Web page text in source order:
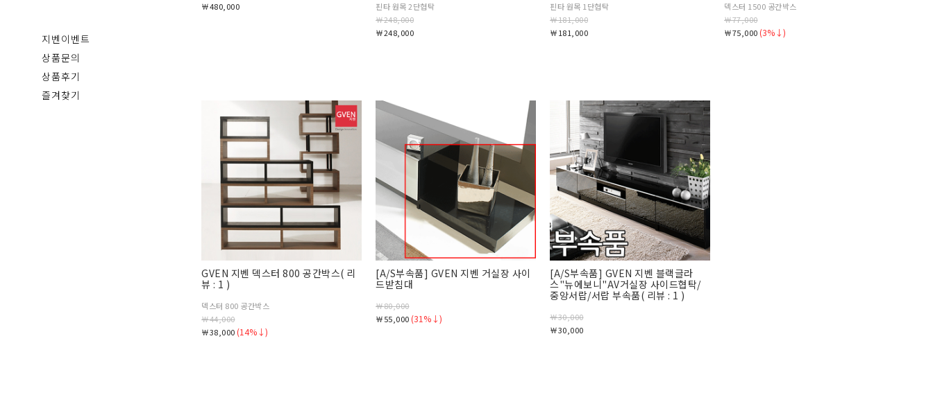
지벤이벤트
상품문의
상품후기
즐겨찾기
￦480,000
핀타 원목 2단협탁
￦248,000
￦248,000
핀타 원목 1단협탁
￦181,000
￦181,000
덱스터 1500 공간박스
￦77,000
￦75,000 (3%↓)
GVEN 지벤 덱스터 800 공간박스( 리
뷰 : 1 )
덱스터 800 공간박스
￦44,000
￦38,000 (14%↓)
[A/S부속품] GVEN 지벤 거실장 사이
드받침대
￦80,000
￦55,000 (31%↓)
[A/S부속품] GVEN 지벤 블랙글라
스"뉴에보니"AV거실장 사이드협탁/
중앙서랍/서랍 부속품( 리뷰 : 1 )
￦30,000
￦30,000